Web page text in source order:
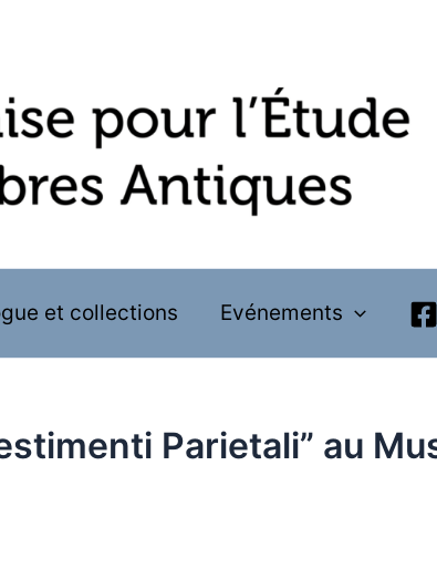
et collections Evénements
Parietali” au